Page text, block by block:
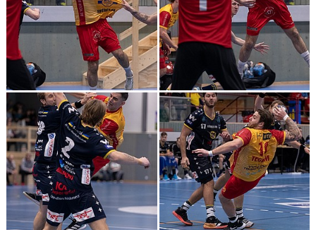
LÄNKAR
BLI MEDLEM!
VFC CUPEN
VHK SOCIALA MEDIER
VHK SHOP
TEAM 500
HERRARNAS RESULTAT & TABELL
DAMERNAS RESULTAT & TABELL